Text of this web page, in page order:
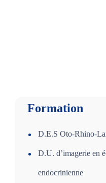
Formation
D.E.S Oto-Rhino-
D.U.d’imagerie en
endocrinienne